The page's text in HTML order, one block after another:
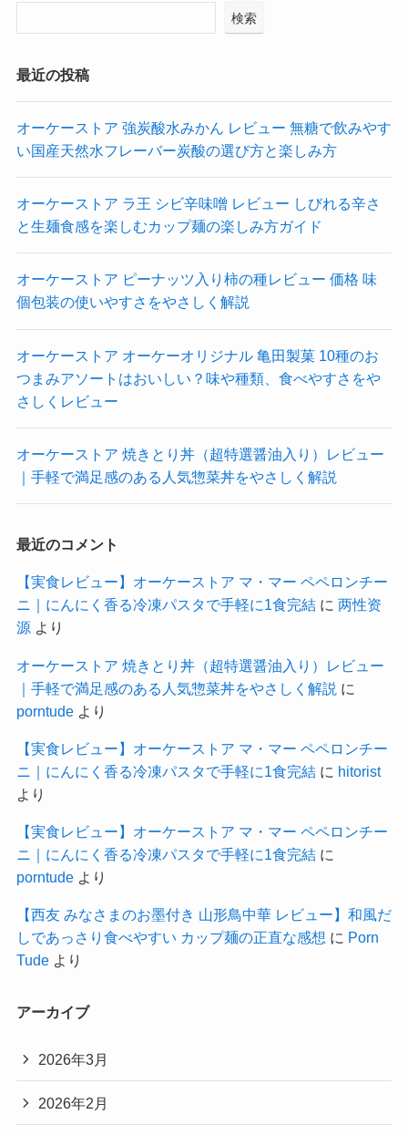
検索
最近の投稿
オーケーストア 強炭酸水みかん レビュー 無糖で飲みやす
い国産天然水フレーバー炭酸の選び方と楽しみ方
オーケーストア ラ王 シビ辛味噌 レビュー しびれる辛さ
と生麺食感を楽しむカップ麺の楽しみ方ガイド
オーケーストア ピーナッツ入り柿の種レビュー 価格 味
個包装の使いやすさをやさしく解説
オーケーストア オーケーオリジナル 亀田製菓 10種のお
つまみアソートはおいしい？味や種類、食べやすさをや
さしくレビュー
オーケーストア 焼きとり丼（超特選醤油入り）レビュー
｜手軽で満足感のある人気惣菜丼をやさしく解説
最近のコメント
【実食レビュー】オーケーストア マ・マー ペペロンチー
ニ｜にんにく香る冷凍パスタで手軽に1食完結に 两性资
源より
オーケーストア 焼きとり丼（超特選醤油入り）レビュー
｜手軽で満足感のある人気惣菜丼をやさしく解説 に
porntudeより
【実食レビュー】オーケーストア マ・マー ペペロンチー
ニ｜にんにく香る冷凍パスタで手軽に1食完結に hitorist
より
【実食レビュー】オーケーストア マ・マー ペペロンチー
ニ｜にんにく香る冷凍パスタで手軽に1食完結に
porntudeより
【西友 みなさまのお墨付き 山形鳥中華 レビュー】和風だ
しであっさり食べやすい カップ麺の正直な感想 に Porn
Tudeより
アーカイブ
2026年3月
2026年2月